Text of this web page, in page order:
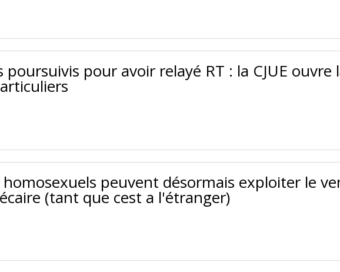
poursuivis pour avoir relayé RT : la CJUE
homosexuels peuvent désormais exploiter le
(tant que cest a l'étranger)